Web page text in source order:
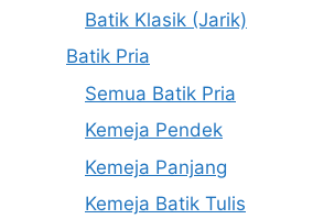
Batik Klasik (Jarik)
Batik Pria
Semua Batik Pria
Kemeja Pendek
Kemeja Panjang
Kemeja Batik Tulis